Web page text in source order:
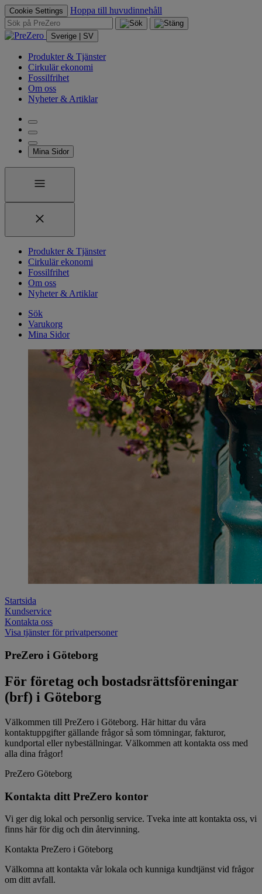
Cookie Settings Hoppa till huvudinnehåll
Sverige | SV
Produkter & Tjänster
Cirkulär ekonomi
Fossilfrihet
Om oss
Nyheter & Artiklar
Mina Sidor
Produkter & Tjänster
Cirkulär ekonomi
Fossilfrihet
Om oss
Nyheter & Artiklar
Sök
Varukorg
Mina Sidor
Startsida
Kundservice
Kontakta oss
Visa tjänster för privatpersoner
PreZero i Göteborg
För företag och bostadsrättsföreningar
(brf) i Göteborg
Välkommen till PreZero i Göteborg. Här hittar du våra
kontaktuppgifter gällande frågor så som tömningar, fakturor,
kundportal eller nybeställningar. Välkommen att kontakta oss med
alla dina frågor!
PreZero Göteborg
Kontakta ditt PreZero kontor
Vi ger dig lokal och personlig service. Tveka inte att kontakta oss, vi
finns här för dig och din återvinning.
Kontakta PreZero i Göteborg
Välkomna att kontakta vår lokala och kunniga kundtjänst vid frågor
om ditt avfall.